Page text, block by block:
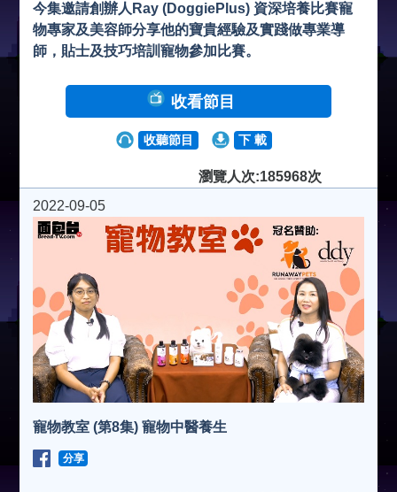
今集邀請創辦人Ray (DoggiePlus) 資深培養比賽寵
物專家及美容師分享他的寶貴經驗及實踐做專業導
師，貼士及技巧培訓寵物參加比賽。
收看節目
收聽節目 下 載
瀏覽人次:185968次
2022-09-05
寵物教室 (第8集) 寵物中醫養生
分享